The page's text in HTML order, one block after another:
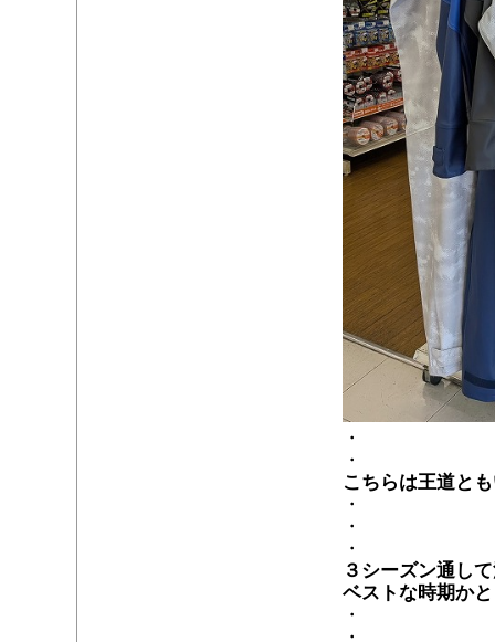
・
・
こちらは王道と
・
・
・
３シーズン通し
ベストな時期か
・
・